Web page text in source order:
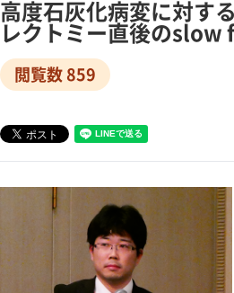
高度石灰化病変に対す
レクトミー直後の
閲覧数 859